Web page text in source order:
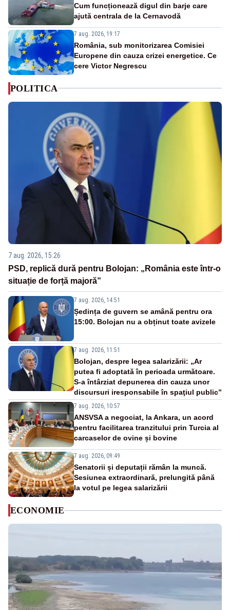
Cum funcționează digul din barje care
ajută centrala de la Cernavodă
7 aug. 2026, 19:17
România, sub monitorizarea Comisiei
Europene din cauza crizei energetice. Ce
cere Victor Negrescu
POLITICA
7 aug. 2026, 15:26
PSD, replică dură pentru Bolojan: „România este într-o
situație de forță majoră”
7 aug. 2026, 14:51
Ședința de guvern se amână pentru ora
15:00. Bolojan nu a obținut toate avizele
7 aug. 2026, 11:51
Bolojan, despre legea salarizării: „Ar
putea fi adoptată în perioada următoare.
S-a întârziat depunerea din cauza unor
discursuri iresponsabile în spaţiul public”
7 aug. 2026, 10:57
ANSVSA a negociat, la Ankara, un acord
pentru facilitarea tranzitului prin Turcia al
carcaselor de ovine și bovine
7 aug. 2026, 09:49
Senatorii și deputații rămân la muncă.
Sesiunea extraordinară, prelungită până
la votul pe legea salarizării
ECONOMIE